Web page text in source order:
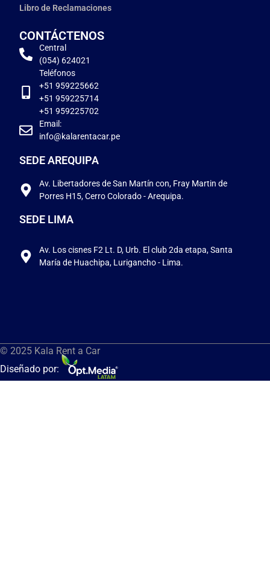
Libro de Reclamaciones
CONTÁCTENOS
Central
(054) 624021
Teléfonos
+51 959225662
+51 959225714
+51 959225702
Email:
info@kalarentacar.pe
SEDE AREQUIPA
Av. Libertadores de San Martín con, Fray Martin de
Porres H15, Cerro Colorado - Arequipa.
SEDE LIMA
Av. Los cisnes F2 Lt. D, Urb. El club 2da etapa, Santa
María de Huachipa, Lurigancho - Lima.
© 2025 Kala Rent a Car
Diseñado por: